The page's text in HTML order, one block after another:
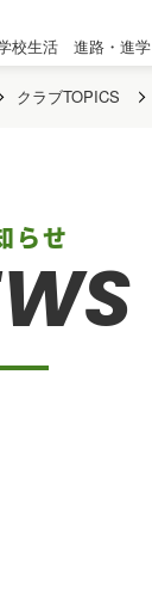
校生活 進路・進学
クラブTOPICS
らせ